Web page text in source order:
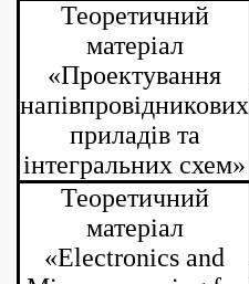
Теоретичний
матеріал
«Проектування
напівпровідникових
приладів та
інтегральних схем»
Теоретичний
матеріал
«Electronics and